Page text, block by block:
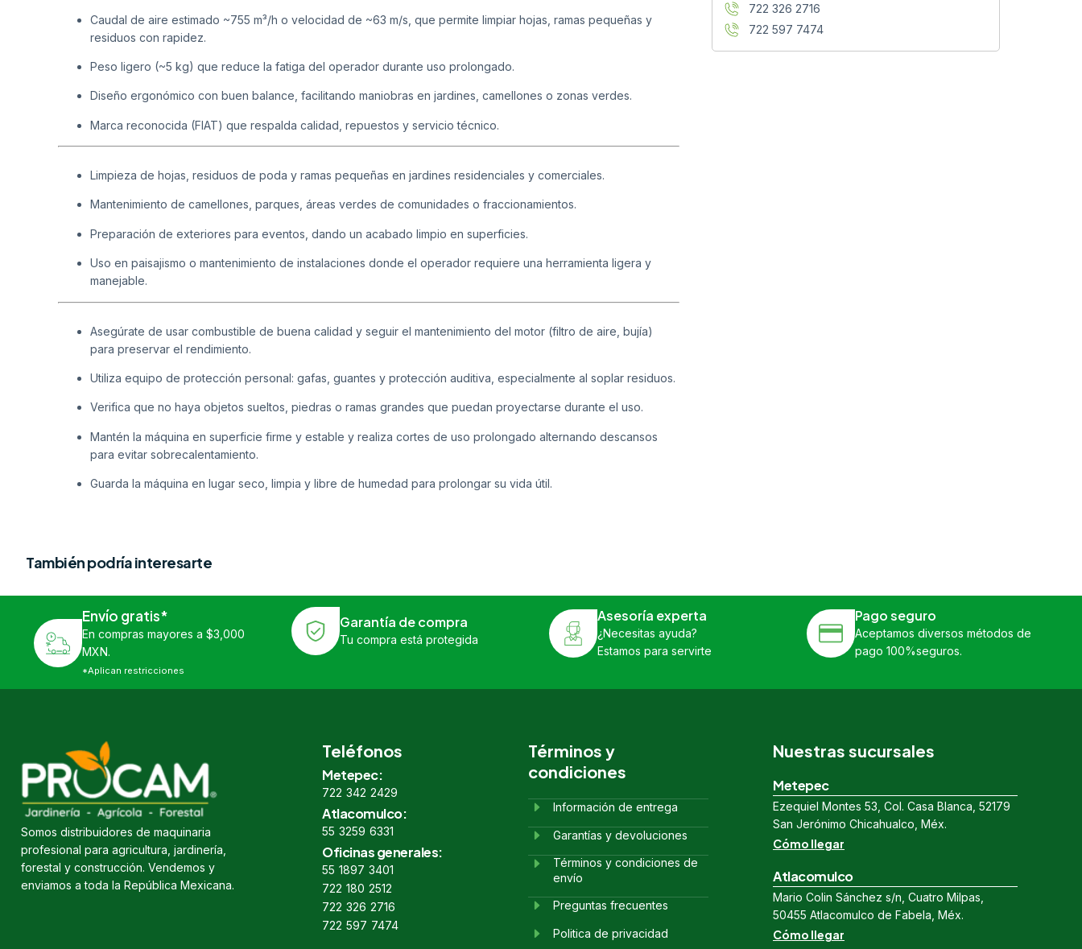
Caudal de aire estimado ~755 m³/h o velocidad de ~63 m/s, que permite limpiar hojas, ramas pequeñas y
residuos con rapidez.
Peso ligero (~5 kg) que reduce la fatiga del operador durante uso prolongado.
Diseño ergonómico con buen balance, facilitando maniobras en jardines, camellones o zonas verdes.
Marca reconocida (FIAT) que respalda calidad, repuestos y servicio técnico.
Limpieza de hojas, residuos de poda y ramas pequeñas en jardines residenciales y comerciales.
Mantenimiento de camellones, parques, áreas verdes de comunidades o fraccionamientos.
Preparación de exteriores para eventos, dando un acabado limpio en superficies.
Uso en paisajismo o mantenimiento de instalaciones donde el operador requiere una herramienta ligera y
manejable.
Asegúrate de usar combustible de buena calidad y seguir el mantenimiento del motor (filtro de aire, bujía)
para preservar el rendimiento.
Utiliza equipo de protección personal: gafas, guantes y protección auditiva, especialmente al soplar residuos.
Verifica que no haya objetos sueltos, piedras o ramas grandes que puedan proyectarse durante el uso.
Mantén la máquina en superficie firme y estable y realiza cortes de uso prolongado alternando descansos
para evitar sobrecalentamiento.
Guarda la máquina en lugar seco, limpia y libre de humedad para prolongar su vida útil.
722 326 2716
722 597 7474
También podría interesarte
Envío gratis*
En compras mayores a $3,000
MXN.
*Aplican restricciones
Garantía de compra
Tu compra está protegida
Asesoría experta
¿Necesitas ayuda?
Estamos para servirte
Pago seguro
Aceptamos diversos métodos de
pago 100%seguros.
Somos distribuidores de maquinaria
profesional para agricultura, jardinería,
forestal y construcción. Vendemos y
enviamos a toda la República Mexicana.
Teléfonos
Metepec:
722 342 2429
Atlacomulco:
55 3259 6331
Oficinas generales:
55 1897 3401
722 180 2512
722 326 2716
722 597 7474
Términos y
condiciones
Información de entrega
Garantías y devoluciones
Términos y condiciones de
envío
Preguntas frecuentes
Politica de privacidad
Nuestras sucursales
Metepec
Ezequiel Montes 53, Col. Casa Blanca, 52179
San Jerónimo Chicahualco, Méx.
Cómo llegar
Atlacomulco
Mario Colin Sánchez s/n, Cuatro Milpas,
50455 Atlacomulco de Fabela, Méx.
Cómo llegar